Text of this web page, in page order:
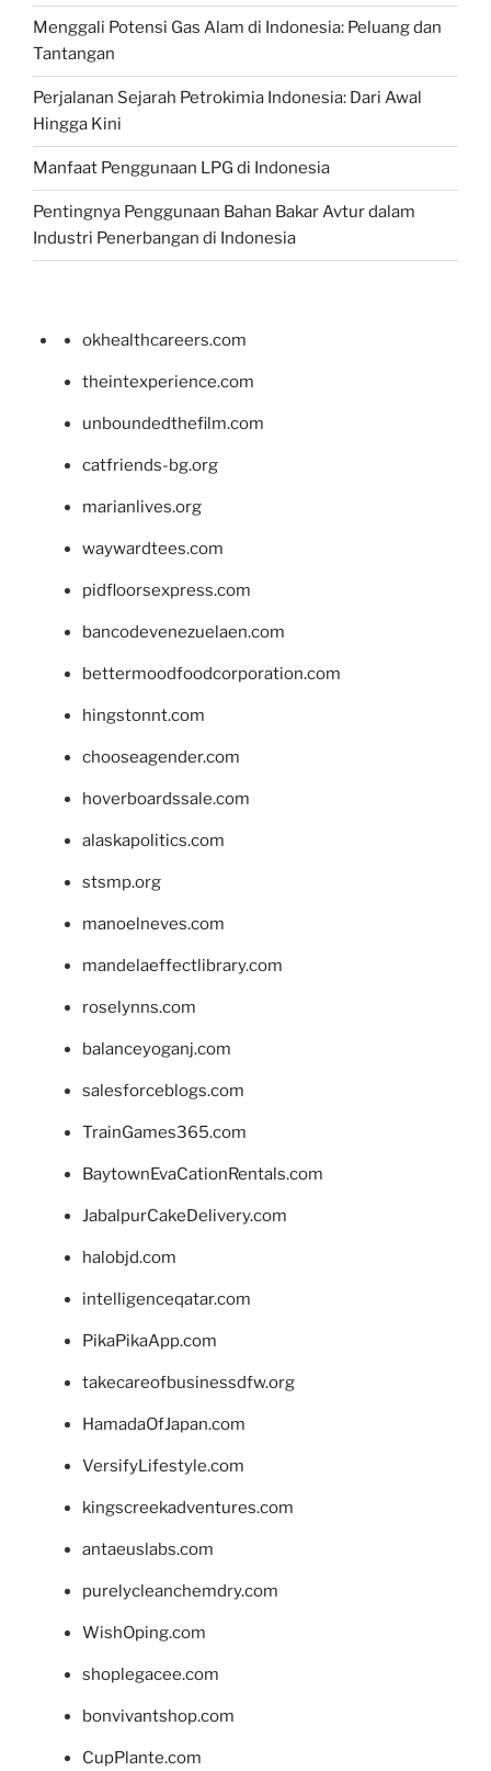
Menggali Potensi Gas Alam di Indonesia: Peluang dan
Tantangan
Perjalanan Sejarah Petrokimia Indonesia: Dari Awal
Hingga Kini
Manfaat Penggunaan LPG di Indonesia
Pentingnya Penggunaan Bahan Bakar Avtur dalam
Industri Penerbangan di Indonesia
okhealthcareers.com
theintexperience.com
unboundedthefilm.com
catfriends-bg.org
marianlives.org
waywardtees.com
pidfloorsexpress.com
bancodevenezuelaen.com
bettermoodfoodcorporation.com
hingstonnt.com
chooseagender.com
hoverboardssale.com
alaskapolitics.com
stsmp.org
manoelneves.com
mandelaeffectlibrary.com
roselynns.com
balanceyoganj.com
salesforceblogs.com
TrainGames365.com
BaytownEvaCationRentals.com
JabalpurCakeDelivery.com
halobjd.com
intelligenceqatar.com
PikaPikaApp.com
takecareofbusinessdfw.org
HamadaOfJapan.com
VersifyLifestyle.com
kingscreekadventures.com
antaeuslabs.com
purelycleanchemdry.com
WishOping.com
shoplegacee.com
bonvivantshop.com
CupPlante.com